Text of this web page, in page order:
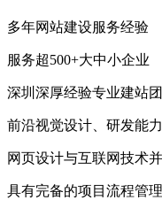
多年网站建设服务经验
服务超500+大中小企业
深圳深厚经验专业建站
前沿视觉设计、研发能力
网页设计与互联网技术
具有完备的项目流程管理